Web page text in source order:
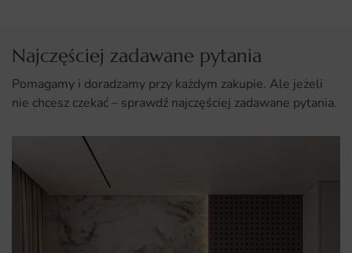
Najczęściej zadawane pytania
Pomagamy i doradzamy przy każdym zakupie. Ale jeżeli
nie chcesz czekać – sprawdź najczęściej zadawane pytania.